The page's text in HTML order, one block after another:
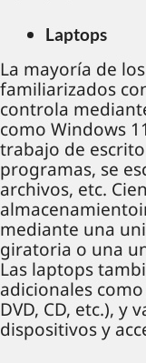
Laptops
La mayoría de
familiarizados
controla
como Windows
trabajo de
programas, se
archivos, etc.
mediante una
giratoria o una
Las laptops
adicionales
DVD, CD, etc.), y
dispositivos y